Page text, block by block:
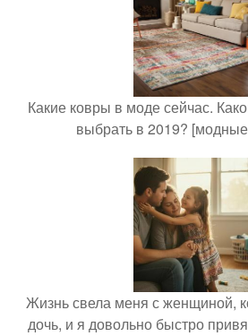
Какие ковры в моде сейчас.
выбрать в 2019?
Жизнь свела меня с женщиной,
дочь, и я довольно быстро